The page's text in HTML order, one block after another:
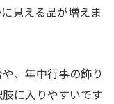
見える品が増えま
、年中行事の飾り
に入りやすいです